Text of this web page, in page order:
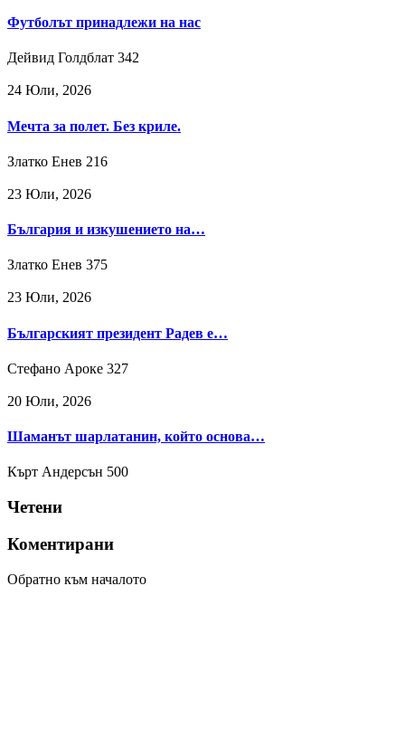
Футболът принадлежи на нас
Дейвид Голдблат 342
24 Юли, 2026
Мечта за полет. Без криле.
Златко Енев 216
23 Юли, 2026
България и изкушението на…
Златко Енев 375
23 Юли, 2026
Българският президент Радев е…
Стефано Ароке 327
20 Юли, 2026
Шаманът шарлатанин, който основа…
Кърт Андерсън 500
Четени
Коментирани
Обратно към началото